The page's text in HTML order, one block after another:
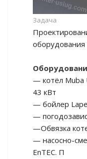
Задача
оборудования
— котёл Muba
43 кВт
— бойлер
—
—Обвязка
— насосно-
EnTEC. П